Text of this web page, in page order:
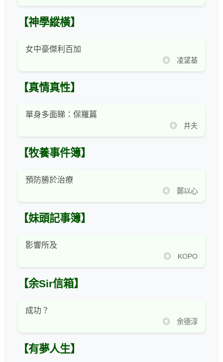
【神學縱橫】
女中豪傑利百加
◎ 凌望基
【真情真性】
單身多面睇：保羅篇
◎ 井夫
【牧養事件簿】
預防勝於治療
◎ 鄭以心
【妹頭記事簿】
影響所及
◎ KOPO
【余Sir信箱】
成功？
◎ 余德淳
【有夢人生】